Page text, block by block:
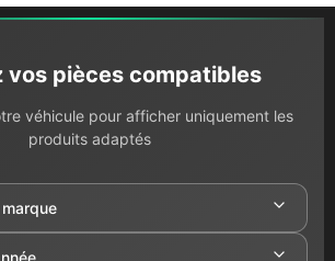
vos pièces compatibles
véhicule pour afficher uniquement les
produits adaptés